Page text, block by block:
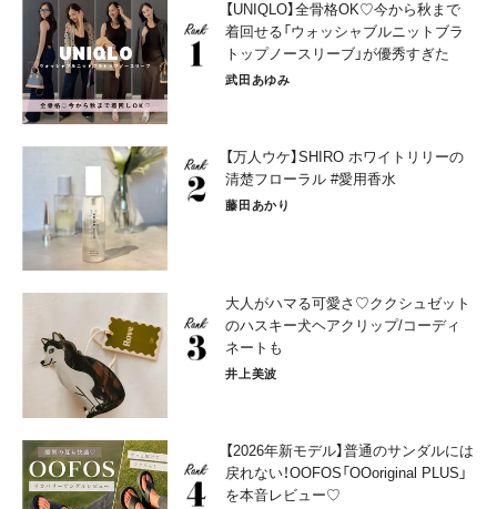
【UNIQLO】全骨格OK♡今から秋まで
着回せる「ウォッシャブルニットブラ
トップノースリーブ」が優秀すぎた
武田あゆみ
【万人ウケ】SHIRO ホワイトリリーの
清楚フローラル #愛用香水
藤田あかり
大人がハマる可愛さ♡ククシュゼット
のハスキー犬ヘアクリップ/コーディ
ネートも
井上美波
【2026年新モデル】普通のサンダルには
戻れない！OOFOS「OOoriginal PLUS」
を本音レビュー♡